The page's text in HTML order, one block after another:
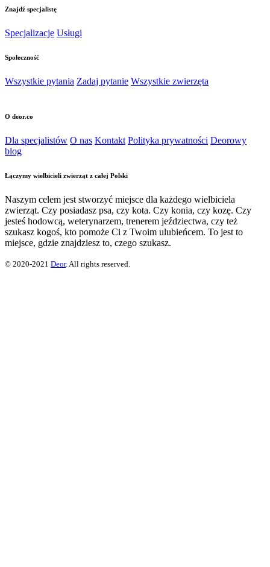
Znajdź specjalistę
Specjalizacje Usługi
Społeczność
Wszystkie pytania Zadaj pytanie Wszystkie zwierzęta
O deor.co
Dla specjalistów O nas Kontakt Polityka prywatności Deorowy
blog
Łączymy wielbicieli zwierząt z całej Polski
Naszym celem jest stworzyć miejsce dla każdego wielbiciela
zwierząt. Czy posiadasz psa, czy kota. Czy konia, czy kozę. Czy
jesteś hodowcą, weterynarzem, trenerem jeździectwa, czy też
szukasz kogoś, kto pomoże Ci z Twoim ulubieńcem. To jest to
miejsce, gdzie znajdziesz to, czego szukasz.
© 2020-2021 Deor. All rights reserved.